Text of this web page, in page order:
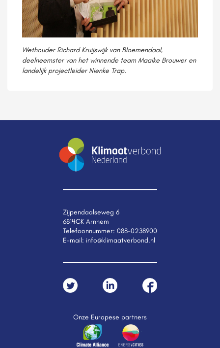
Wethouder Richard Kruijswijk van Bloemendaal,
deelneemster van het winnende team Maaike Brouwer en
landelijk projectleider Nienke Trap.
Zijpendaalseweg 6
6814CK Arnhem
Telefoonnummer: 088-0238900
E-mail: info@klimaatverbond.nl
Onze Europese partners